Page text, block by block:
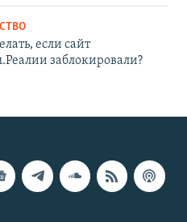
если сайт
заблокировали?